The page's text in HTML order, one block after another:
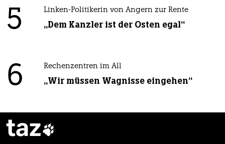
5 Linken-Politikerin von Angern zur Rente
„Dem Kanzler ist der Osten egal“
6 Rechenzentren im All
„Wir müssen Wagnisse eingehen“
taz